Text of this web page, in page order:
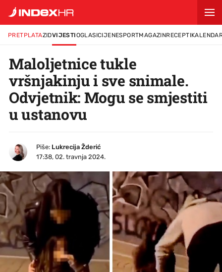
PRETPLATAZIDVIJESTIOGLASICIJENESPORTMAGAZINRECEPTI
Maloljetnice tukle
vršnjakinju i sve snimale.
Odvjetnik: Mogu se smjestiti
u ustanovu
Piše: Lukrecija Žderić
17:38, 02. travnja 2024.